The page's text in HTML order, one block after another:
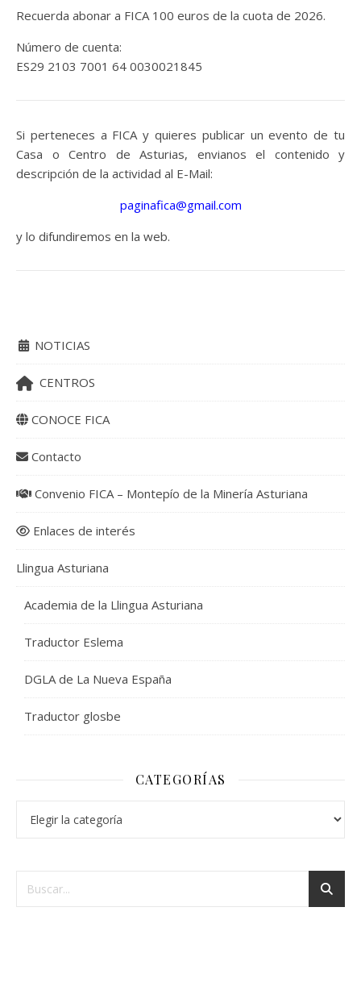
Recuerda abonar a FICA 100 euros de la cuota de 2026.
Número de cuenta:
ES29 2103 7001 64 0030021845
Si perteneces a FICA y quieres publicar un evento de tu
Casa o Centro de Asturias, envianos el contenido y
descripción de la actividad al E-Mail:
paginafica@gmail.com
y lo difundiremos en la web.
NOTICIAS
CENTROS
CONOCE FICA
Contacto
Convenio FICA – Montepío de la Minería Asturiana
Enlaces de interés
Llingua Asturiana
Academia de la Llingua Asturiana
Traductor Eslema
DGLA de La Nueva España
Traductor glosbe
CATEGORÍAS